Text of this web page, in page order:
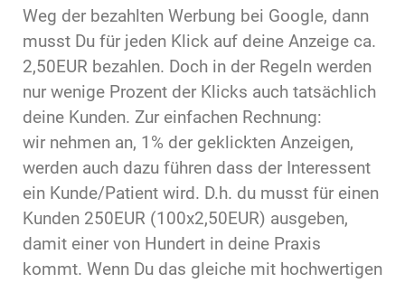
Weg der bezahlten Werbung bei Google, dann
musst Du für jeden Klick auf deine Anzeige ca.
2,50EUR bezahlen. Doch in der Regeln werden
nur wenige Prozent der Klicks auch tatsächlich
deine Kunden. Zur einfachen Rechnung:
wir nehmen an, 1% der geklickten Anzeigen,
werden auch dazu führen dass der Interessent
ein Kunde/Patient wird. D.h. du musst für einen
Kunden 250EUR (100x2,50EUR) ausgeben,
damit einer von Hundert in deine Praxis
kommt. Wenn Du das gleiche mit hochwertigen